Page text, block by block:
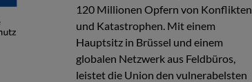
120 Millionen Opfern von Konflikten
und Katastrophen. Mit einem
Hauptsitz in Brüssel und einem
globalen Netzwerk aus Feldbüros,
leistet die Union den vulnerabelsten